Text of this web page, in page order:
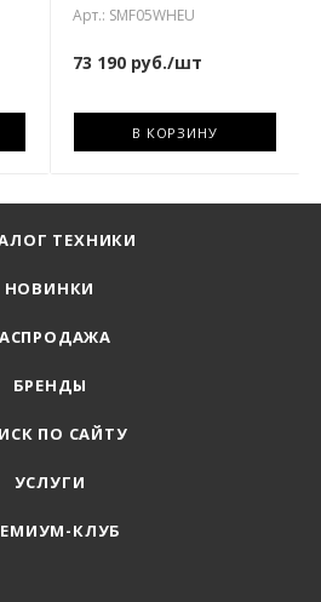
Арт.: SMF05WHEU
73 190руб./шт
В КОРЗИНУ
ТЕХНИКИ
НОВИНКИ
БРЕНДЫ
ПО САЙТУ
УСЛУГИ
КЛУБ